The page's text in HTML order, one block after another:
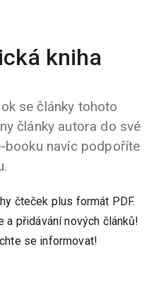
kniha
se články tohoto
články autora do své
booku navíc podpoříte
čteček plus formát PDF.
a přidávání nových článků!
se informovat!